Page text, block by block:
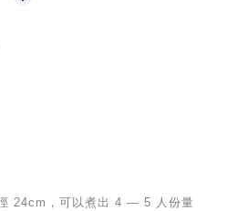
24cm，可以煮出 4 — 5 人份量